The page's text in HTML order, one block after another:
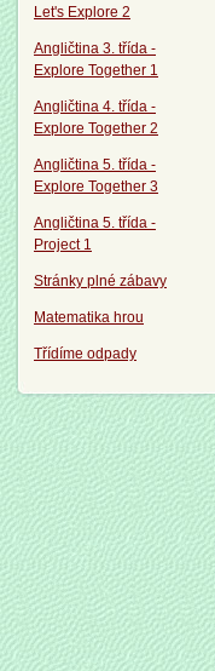
Let's Explore 2
Angličtina 3. třída -
Explore Together 1
Angličtina 4. třída -
Explore Together 2
Angličtina 5. třída -
Explore Together 3
Angličtina 5. třída -
Project 1
Stránky plné zábavy
Matematika hrou
Třídíme odpady